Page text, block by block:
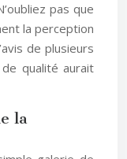
pas que
la perception
de plusieurs
qualité aurait
la